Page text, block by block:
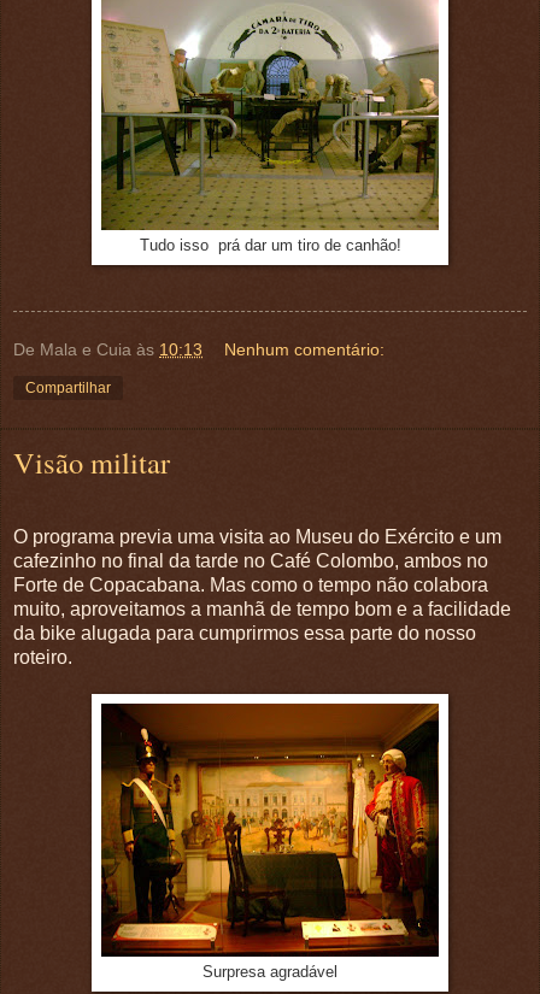
Tudo isso prá dar um tiro de canhão!
De Mala e Cuia às 10:13 Nenhum comentário:
Compartilhar
Visão militar
O programa previa uma visita ao Museu do Exército e um
cafezinho no final da tarde no Café Colombo, ambos no
Forte de Copacabana. Mas como o tempo não colabora
muito, aproveitamos a manhã de tempo bom e a facilidade
da bike alugada para cumprirmos essa parte do nosso
roteiro.
Surpresa agradável